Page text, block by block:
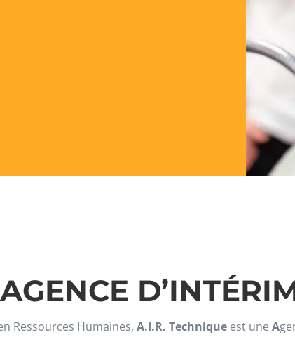
AGENCE
Ressources Humaines, A.I.R. Techniqueest une A